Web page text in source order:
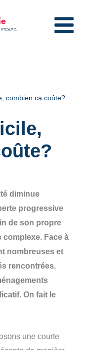
combien ca coûte?
diminue
progressive
de son propre
Face à
nombreuses et
rencontrées.
On fait le
une courte